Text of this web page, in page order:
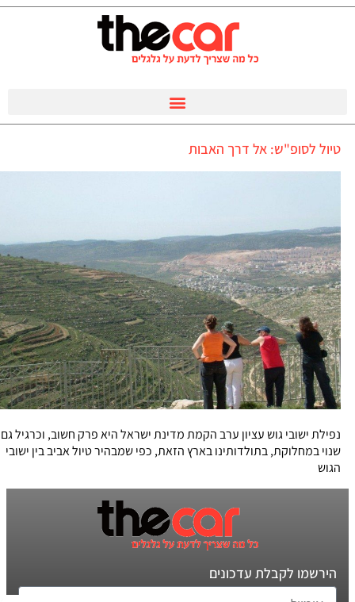
טיול לסופ"ש: אל דרך האבות
נפילת ישובי גוש עציון ערב הקמת מדינת ישראל היא פרק חשוב, וכרגיל גם
שנוי במחלוקת, בתולדותינו בארץ הזאת, כפי שמבהיר טיול אביב בין ישובי
הגוש
הירשמו לקבלת עדכונים